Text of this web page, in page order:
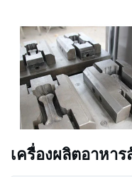
เครื่องผลิตอาหา